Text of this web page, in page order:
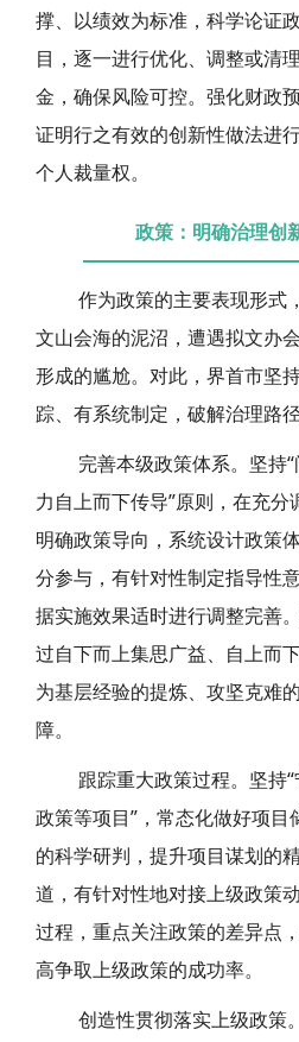
撑、以绩效为标准，科学论证
目，逐一进行优化、调整或清
金，确保风险可控。强化财政
证明行之有效的创新性做法进
个人裁量权。
政策：明确治理创
作为政策的主要表现形式
文山会海的泥沼，遭遇拟文办
形成的尴尬。对此，界首市坚
踪、有系统制定，破解治理路径
完善本级政策体系。坚持
力自上而下传导”原则，在充分
明确政策导向，系统设计政策
分参与，有针对性制定指导性
据实施效果适时进行调整完善
过自下而上集思广益、自上而
为基层经验的提炼、攻坚克难
障。
跟踪重大政策过程。坚持
政策等项目”，常态化做好项目
的科学研判，提升项目谋划的
道，有针对性地对接上级政策
过程，重点关注政策的差异点
高争取上级政策的成功率。
创造性贯彻落实上级政策